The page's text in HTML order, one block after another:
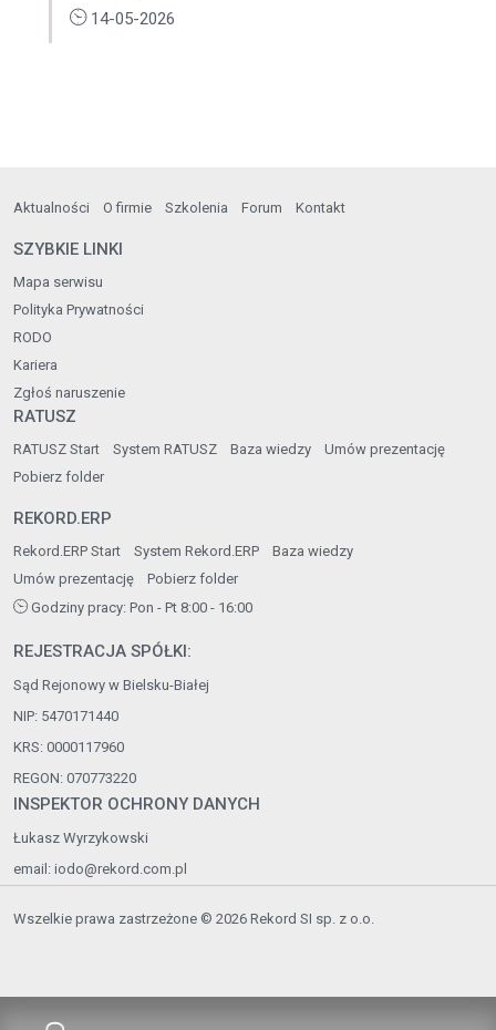
14-05-2026
Aktualności O firmie Szkolenia Forum Kontakt
SZYBKIE LINKI
Mapa serwisu
Polityka Prywatności
RODO
Kariera
Zgłoś naruszenie
RATUSZ
RATUSZ Start System RATUSZ Baza wiedzy
Umów prezentację
Pobierz folder
REKORD.ERP
Rekord.ERP Start System Rekord.ERP
Baza wiedzy
Umów prezentację
Pobierz folder
Godziny pracy: Pon - Pt 8:00 - 16:00
REJESTRACJA SPÓŁKI:
Sąd Rejonowy w Bielsku-Białej
NIP: 5470171440
KRS: 0000117960
REGON: 070773220
INSPEKTOR OCHRONY DANYCH
Łukasz Wyrzykowski
email: iodo@rekord.com.pl
Wszelkie prawa zastrzeżone © 2026 Rekord SI sp. z o.o.